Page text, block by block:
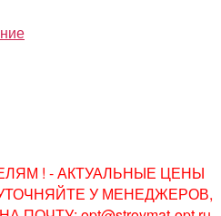
! - АКТУАЛЬНЫЕ ЦЕНЫ
У МЕНЕДЖЕРОВ,